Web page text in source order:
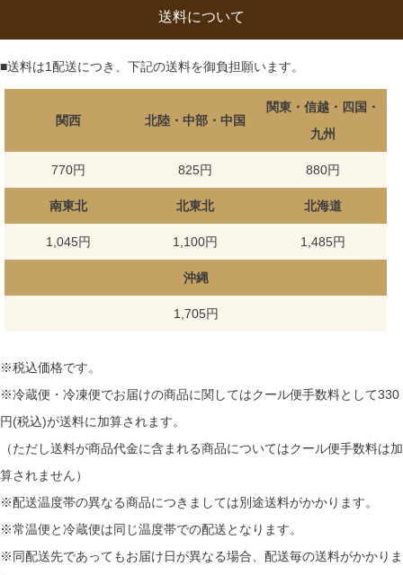
送料について
■送料は1配送につき、下記の送料を御負担願います。
関西 北陸・中部・中国
関東・信越・四国・
九州
770円 825円 880円
南東北 北東北 北海道
1,045円 1,100円 1,485円
沖縄
1,705円
※税込価格です。
※冷蔵便・冷凍便でお届けの商品に関してはクール便手数料として330
円(税込)が送料に加算されます。
（ただし送料が商品代金に含まれる商品についてはクール便手数料は加
算されません）
※配送温度帯の異なる商品につきましては別途送料がかかります。
※常温便と冷蔵便は同じ温度帯での配送となります。
※同配送先であってもお届け日が異なる場合、配送毎の送料がかかりま